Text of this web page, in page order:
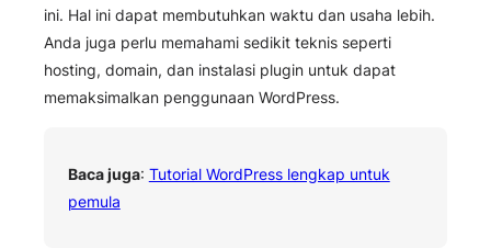
ini. Hal ini dapat membutuhkan waktu dan usaha lebih.
Anda juga perlu memahami sedikit teknis seperti
hosting, domain, dan instalasi plugin untuk dapat
memaksimalkan penggunaan WordPress.
Baca juga: Tutorial WordPress lengkap untuk
pemula